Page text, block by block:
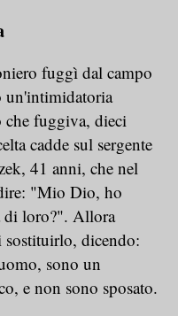
fuggì dal campo
un'intimidatoria
che fuggiva, dieci
cadde sul sergente
41 anni, che nel
"Mio Dio, ho
di loro?". Allora
dicendo:
sono un
e non sono sposato.